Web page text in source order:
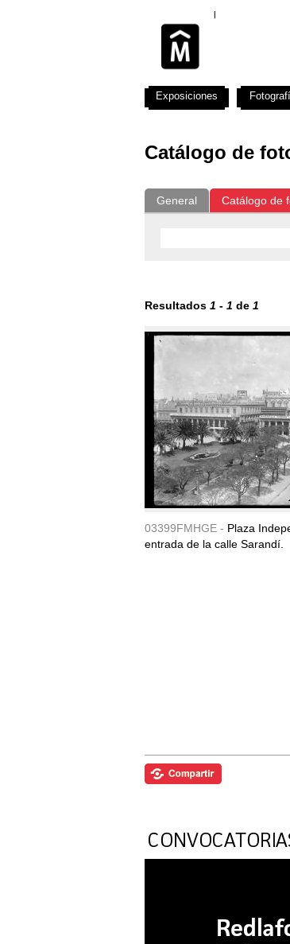
Catálogo de
General Catálogo de
Resultados 1 - 1 de 1
03399FMHGE - Plaza
entrada de la calle Sarandí.
Exposiciones